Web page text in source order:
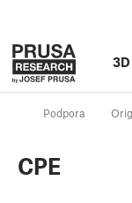
Podpora
CPE